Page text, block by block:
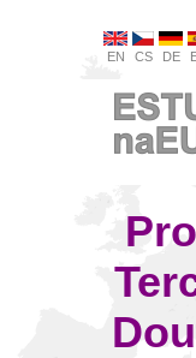
EN CS DE